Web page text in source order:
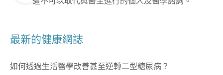
最新的健康網誌
如何透過生活醫學改善甚至逆轉二型糖尿病？